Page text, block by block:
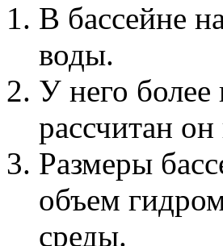
В бассейне
воды.
У него
рассчитан
Размеры
объем
среды.